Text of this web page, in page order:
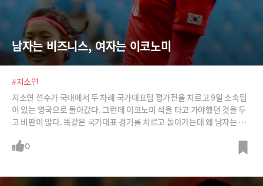
남자는 비즈니스, 여자는 이코노미
#지소연
지소연 선수가 국내에서 두 차례 국가대표팀 평가전을 치르고 9일 소속팀
이 있는 영국으로 돌아갔다. 그런데 이코노미 석을 타고 가야했던 것을 두
고 비판이 많다. 똑같은 국가대표 경기를 치르고 돌아가는데 왜 남자는 비
0